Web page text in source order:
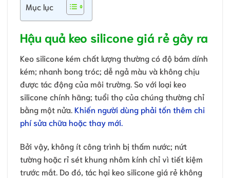
Mục lục
Hậu quả keo silicone giá rẻ gây ra
Keo silicone kém chất lượng thường có độ bám dính
kém; nhanh bong tróc; dễ ngả màu và không chịu
được tác động của môi trường. So với loại keo
silicone chính hãng; tuổi thọ của chúng thường chỉ
bằng một nửa. Khiến người dùng phải tốn thêm chi
phí sửa chữa hoặc thay mới.
Bởi vậy, không ít công trình bị thấm nước; nứt
tường hoặc rỉ sét khung nhôm kính chỉ vì tiết kiệm
trước mắt. Do đó, tác hại keo silicone giá rẻ không